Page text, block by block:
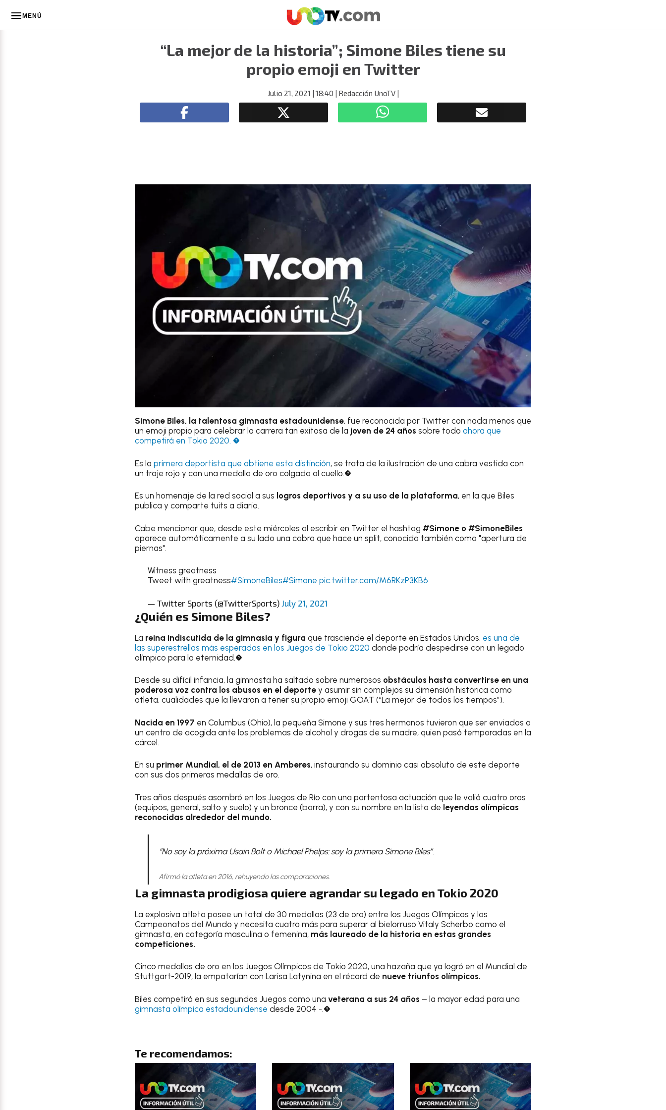
MENÚ
“La mejor de la historia”; Simone Biles tiene su
propio emoji en Twitter
Julio 21, 2021 | 18:40 | Redacción UnoTV|
Simone Biles, la talentosa gimnasta estadounidense, fue reconocida por Twitter con nada menos que
un emoji propio para celebrar la carrera tan exitosa de la joven de 24 años sobre todo ahora que
competirá en Tokio 2020. �
Es la primera deportista que obtiene esta distinción, se trata de la ilustración de una cabra vestida con
un traje rojo y con una medalla de oro colgada al cuello.�
Es un homenaje de la red social a sus logros deportivos y a su uso de la plataforma, en la que Biles
publica y comparte tuits a diario.
Cabe mencionar que, desde este miércoles al escribir en Twitter el hashtag #Simone o #SimoneBiles
aparece automáticamente a su lado una cabra que hace un split, conocido también como "apertura de
piernas".
Witness greatness
Tweet with greatness#SimoneBiles#Simone pic.twitter.com/M6RKzP3KB6
— Twitter Sports (@TwitterSports) July 21, 2021
¿Quién es Simone Biles?
La reina indiscutida de la gimnasia y figura que trasciende el deporte en Estados Unidos, es una de
las superestrellas más esperadas en los Juegos de Tokio 2020 donde podría despedirse con un legado
olímpico para la eternidad.�
Desde su difícil infancia, la gimnasta ha saltado sobre numerosos obstáculos hasta convertirse en una
poderosa voz contra los abusos en el deporte y asumir sin complejos su dimensión histórica como
atleta, cualidades que la llevaron a tener su propio emoji GOAT (“La mejor de todos los tiempos”).
Nacida en 1997 en Columbus (Ohio), la pequeña Simone y sus tres hermanos tuvieron que ser enviados a
un centro de acogida ante los problemas de alcohol y drogas de su madre, quien pasó temporadas en la
cárcel.
En su primer Mundial, el de 2013 en Amberes, instaurando su dominio casi absoluto de este deporte
con sus dos primeras medallas de oro.
Tres años después asombró en los Juegos de Río con una portentosa actuación que le valió cuatro oros
(equipos, general, salto y suelo) y un bronce (barra), y con su nombre en la lista de leyendas olímpicas
reconocidas alrededor del mundo.
“No soy la próxima Usain Bolt o Michael Phelps: soy la primera Simone Biles”.
Afirmó la atleta en 2016, rehuyendo las comparaciones.
La gimnasta prodigiosa quiere agrandar su legado en Tokio 2020
La explosiva atleta posee un total de 30 medallas (23 de oro) entre los Juegos Olímpicos y los
Campeonatos del Mundo y necesita cuatro más para superar al bielorruso Vitaly Scherbo como el
gimnasta, en categoría masculina o femenina, más laureado de la historia en estas grandes
competiciones.
Cinco medallas de oro en los Juegos Olímpicos de Tokio 2020, una hazaña que ya logró en el Mundial de
Stuttgart-2019, la empatarían con Larisa Latynina en el récord de nueve triunfos olímpicos.
Biles competirá en sus segundos Juegos como una veterana a sus 24 años – la mayor edad para una
gimnasta olímpica estadounidense desde 2004 -.�
Te recomendamos: